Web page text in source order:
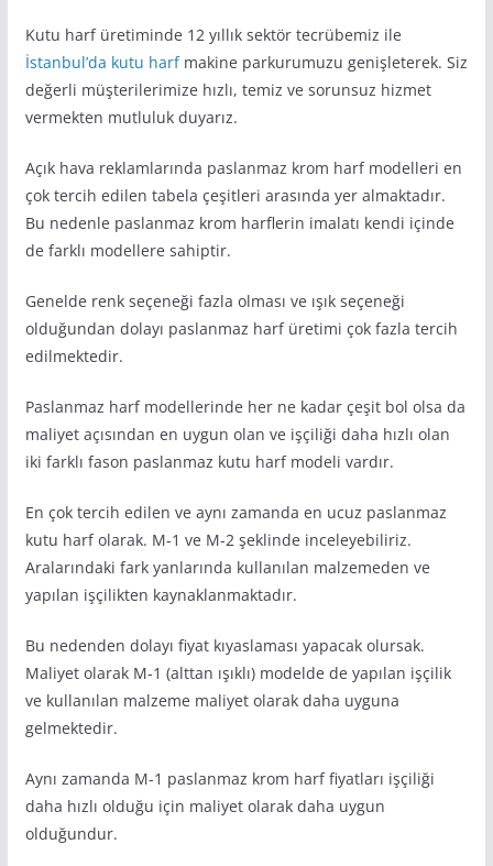
Kutu harf üretiminde 12 yıllık sektör tecrübemiz ile
İstanbul’da kutu harfmakine parkurumuzu genişleterek. Siz
değerli müşterilerimize hızlı, temiz ve sorunsuz hizmet
vermekten mutluluk duyarız.
Açık hava reklamlarında paslanmaz krom harf modelleri en
çok tercih edilen tabela çeşitleri arasında yer almaktadır.
Bu nedenle paslanmaz krom harflerin imalatı kendi içinde
de farklı modellere sahiptir.
Genelde renk seçeneği fazla olması ve ışık seçeneği
olduğundan dolayı paslanmaz harf üretimi çok fazla tercih
edilmektedir.
Paslanmaz harf modellerinde her ne kadar çeşit bol olsa da
maliyet açısından en uygun olan ve işçiliği daha hızlı olan
iki farklı fason paslanmaz kutu harf modeli vardır.
En çok tercih edilen ve aynı zamanda en ucuz paslanmaz
kutu harf olarak. M-1 ve M-2 şeklinde inceleyebiliriz.
Aralarındaki fark yanlarında kullanılan malzemeden ve
yapılan işçilikten kaynaklanmaktadır.
Bu nedenden dolayı fiyat kıyaslaması yapacak olursak.
Maliyet olarak M-1 (alttan ışıklı) modelde de yapılan işçilik
ve kullanılan malzeme maliyet olarak daha uyguna
gelmektedir.
Aynı zamanda M-1 paslanmaz krom harf fiyatları işçiliği
daha hızlı olduğu için maliyet olarak daha uygun
olduğundur.